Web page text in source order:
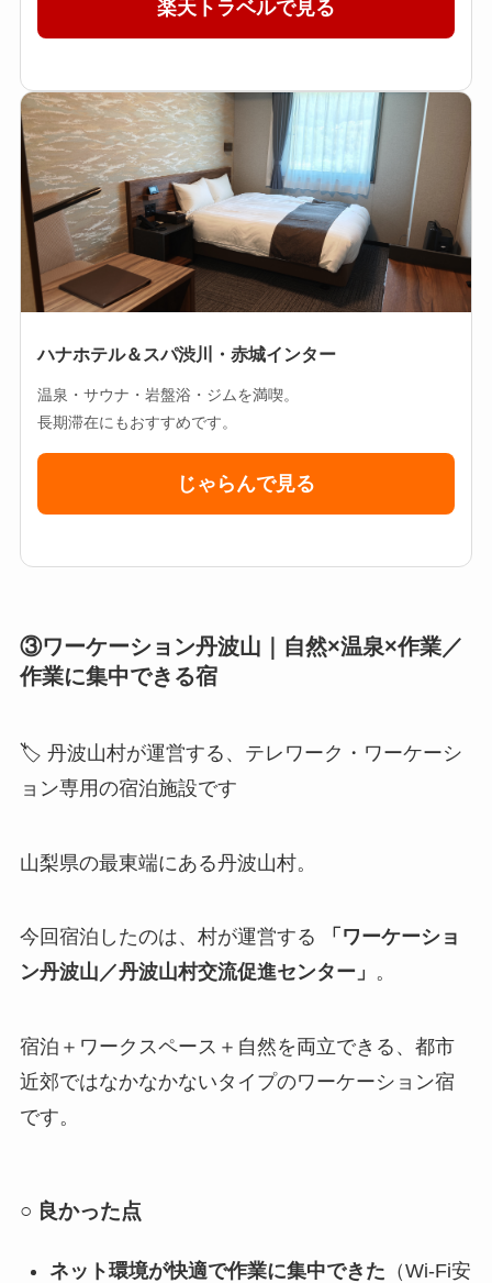
楽天トラベルで見る
ハナホテル＆スパ渋川・赤城インター
温泉・サウナ・岩盤浴・ジムを満喫。
長期滞在にもおすすめです。
じゃらんで見る
③ワーケーション丹波山｜自然×温泉×作業／
作業に集中できる宿
🏷 丹波山村が運営する、テレワーク・ワーケーシ
ョン専用の宿泊施設です
山梨県の最東端にある丹波山村。
今回宿泊したのは、村が運営する
「ワーケーショ
ン丹波山／丹波山村交流促進センター」 。
宿泊＋ワークスペース＋自然を両立できる、都市
近郊ではなかなかないタイプのワーケーション宿
です。
○ 良かった点
ネット環境が快適で作業に集中できた （Wi-Fi安